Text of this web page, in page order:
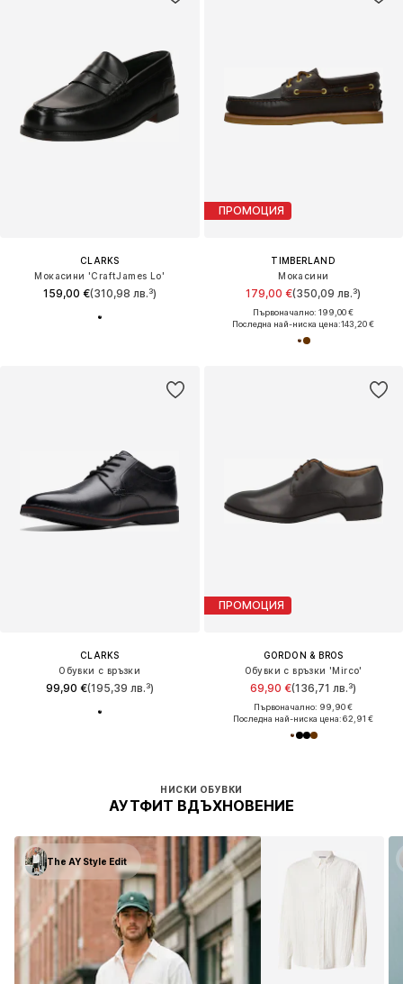
CLARKS
Мокасини 'CraftJames Lo'
159,00 €(310,98 лв.³)
ПРОМОЦИЯ
TIMBERLAND
Мокасини
179,00 €(350,09 лв.³)
Първоначално: 199,00 €
Последна най-ниска цена:143,20 €
CLARKS
Обувки с връзки
99,90 €(195,39 лв.³)
ПРОМОЦИЯ
GORDON & BROS
Обувки с връзки 'Mirco'
69,90 €(136,71 лв.³)
Първоначално: 99,90 €
Последна най-ниска цена:62,91 €
НИСКИ ОБУВКИ
АУТФИТ ВДЪХНОВЕНИЕ
The AY Style Edit